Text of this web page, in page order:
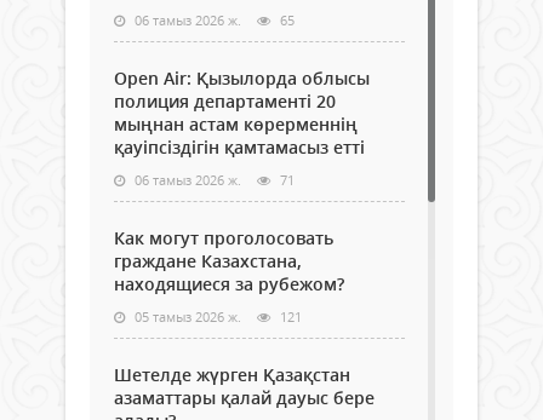
06 тамыз 2026 ж. 65
Open Air: Қызылорда облысы
полиция департаменті 20
мыңнан астам көрерменнің
қауіпсіздігін қамтамасыз етті
06 тамыз 2026 ж. 71
Как могут проголосовать
граждане Казахстана,
находящиеся за рубежом?
05 тамыз 2026 ж. 121
Шетелде жүрген Қазақстан
азаматтары қалай дауыс бере